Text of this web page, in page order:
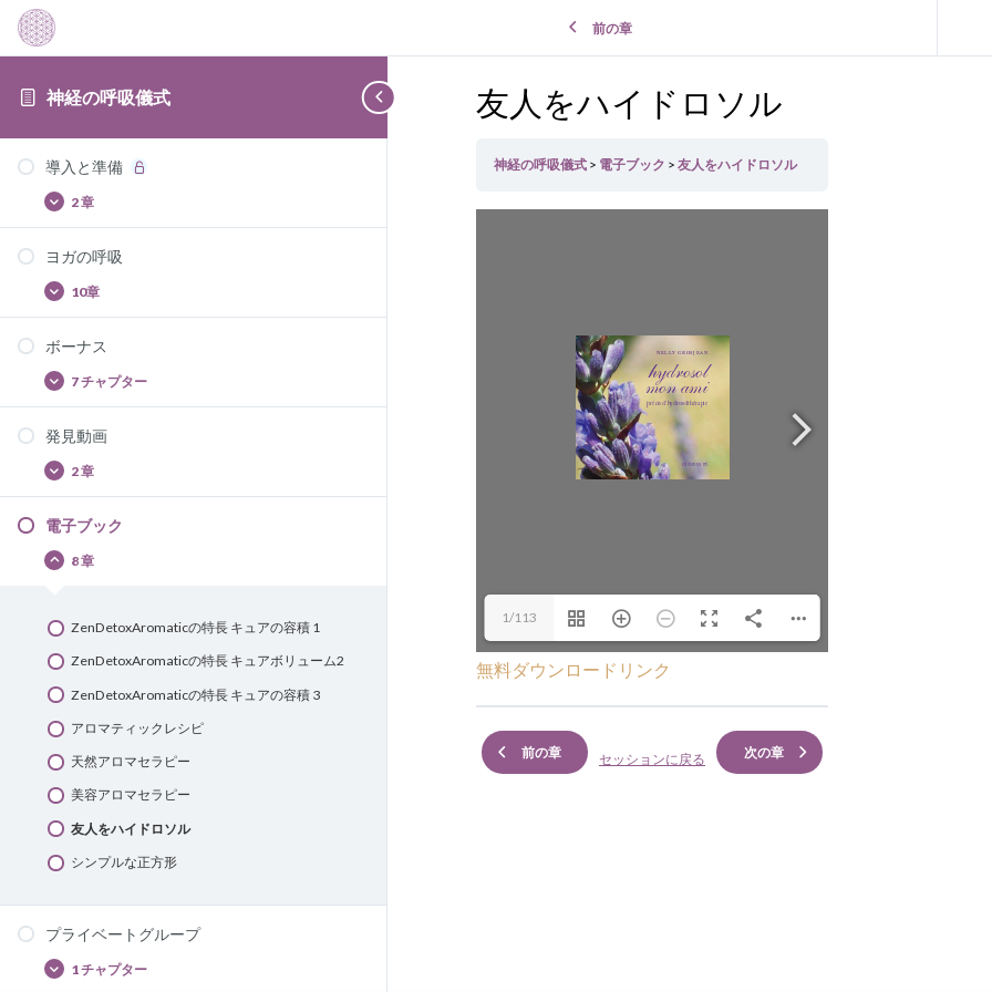
神経の呼吸儀式
導入と準備
Afficher
導
入
準
2 章
ヨガの呼吸
Afficher
ヨ
ガ
呼
10章
ボーナス
Afficher
ボ
ー
ス
7 チャプター
発見動画
Afficher
発
見
画
2 章
電子ブック
Cacher
電
ッ
ク
8 章
ZenDetoxAromaticの特長 キュアの容積 1
ZenDetoxAromaticの特長 キュアボリューム2
ZenDetoxAromaticの特長 キュアの容積 3
アロマティックレシピ
天然アロマセラピー
美容アロマセラピー
友人をハイドロソル
シンプルな正方形
プライベートグループ
Afficher
プ
1 チャプター
前の章
友人をハイドロソル
神経の呼吸儀式 電子ブック 友人をハイドロソル
1/113
無料ダウンロードリンク
前の章 セッションに戻る 次の章